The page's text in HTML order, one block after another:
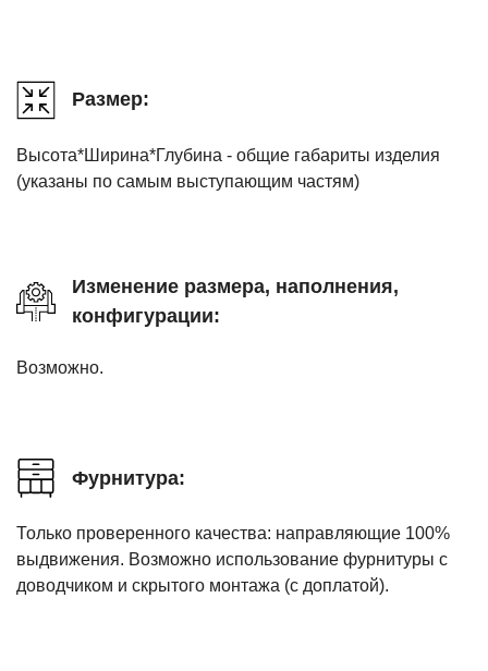
Размер:
Высота*Ширина*Глубина - общие габариты изделия
(указаны по самым выступающим частям)
Изменение размера, наполнения,
конфигурации:
Возможно.
Фурнитура:
Только проверенного качества: направляющие 100%
выдвижения. Возможно использование фурнитуры с
доводчиком и скрытого монтажа (с доплатой).